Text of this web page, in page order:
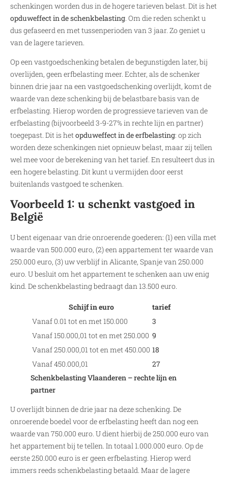
schenkingen worden dus in de hogere tarieven belast. Dit is het
opduweffect in de schenkbelasting . Om die reden schenkt u
dus gefaseerd en met tussenperioden van 3 jaar. Zo geniet u
van de lagere tarieven.
Op een vastgoedschenking betalen de begunstigden later, bij
overlijden, geen erfbelasting meer. Echter, als de schenker
binnen drie jaar na een vastgoedschenking overlijdt, komt de
waarde van deze schenking bij de belastbare basis van de
erfbelasting. Hierop worden de progressieve tarieven van de
erfbelasting (bijvoorbeeld 3-9-27% in rechte lijn en partner)
toegepast. Dit is hetopduweffect in de erfbelasting: op zich
worden deze schenkingen niet opnieuw belast, maar zij tellen
wel mee voor de berekening van het tarief. En resulteert dus in
een hogere belasting. Dit kunt u vermijden door eerst
buitenlands vastgoed te schenken.
Voorbeeld 1: u schenkt vastgoed in
België
U bent eigenaar van drie onroerende goederen: (1) een villa met
waarde van 500.000 euro, (2) een appartement ter waarde van
250.000 euro, (3) uw verblijf in Alicante, Spanje van 250.000
euro. U besluit om het appartement te schenken aan uw enig
kind. De schenkbelasting bedraagt dan 13.500 euro.
Schijf in euro
tarief
Vanaf 0.01 tot en met 150.000
3
Vanaf 150.000,01 tot en met 250.000 9
Vanaf 250.000,01 tot en met 450.000 18
Vanaf 450.000,01
27
Schenkbelasting Vlaanderen – rechte lijn en
partner
U overlijdt binnen de drie jaar na deze schenking. De
onroerende boedel voor de erfbelasting heeft dan nog een
waarde van 750.000 euro. U dient hierbij de 250.000 euro van
het appartement bij te tellen. In totaal 1.000.000 euro. Op de
eerste 250.000 euro is er geen erfbelasting. Hierop werd
immers reeds schenkbelasting betaald. Maar de lagere